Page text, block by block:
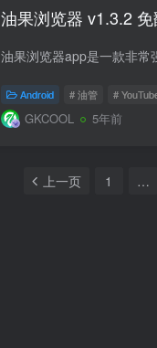
油果浏览器 v1.3.2
Android # 油管 #
GKCOOL 5年前
上一页 1 …